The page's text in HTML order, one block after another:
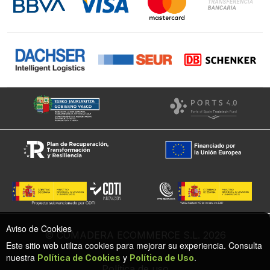
Facebook
© COMADERA ECOMMERCE S.L. 2026
Aviso de Cookies
Este sitio web utiliza cookies para mejorar su experiencia. Consulta
nuestra Política de Cookies y Política de Uso.